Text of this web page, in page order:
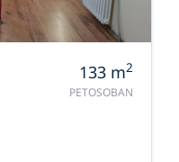
133 m2
PETOSOBAN